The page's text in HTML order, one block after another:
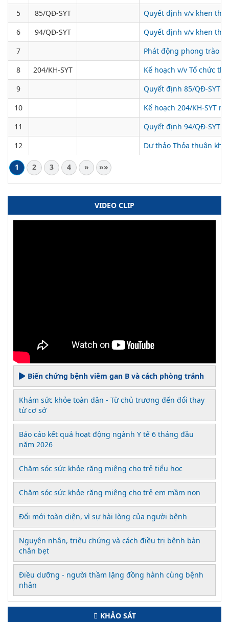
5 85/QĐ-SYT
Quyết định v/v khen
6
94/QĐ-SYT
Quyết định v/v khen
7
Phát động phong trào
8
204/KH-SYT
Kế hoạch v/v Tổ chức
9
Quyết định 85/QĐ-SYT
10
Kế hoạch 204/KH-SYT
11
Quyết định 94/QĐ-SYT
12
Dự thảo Thỏa thuận
1 2 3 4 » »»
VIDEO CLIP
Biến chứng bệnh viêm gan B và cách phòng tránh
Khám sức khỏe toàn dân - Từ chủ trương đến đổi thay
từ cơ sở
Báo cáo kết quả hoạt động ngành Y tế 6 tháng đầu
năm 2026
Chăm sóc sức khỏe răng miệng cho trẻ tiểu học
Chăm sóc sức khỏe răng miệng cho trẻ em mầm non
Đổi mới toàn diện, vì sự hài lòng của người bệnh
Nguyên nhân, triệu chứng và cách điều trị bệnh bàn
chân bẹt
Điều dưỡng - người thầm lặng đồng hành cùng bệnh
nhân
KHẢO SÁT